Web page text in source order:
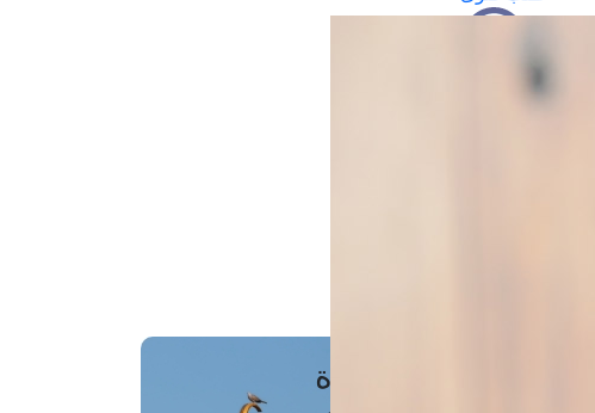
استعلام عن فتوى
مَواقِيتُ الصَّـــلاة